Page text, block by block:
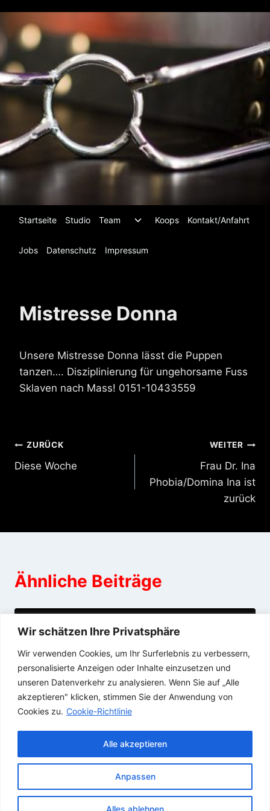
Wir schätzen Ihre Privatsphäre
Wir verwenden Cookies, um Ihr Surferlebnis zu verbessern,
personalisierte Anzeigen oder Inhalte einzusetzen und
unseren Datenverkehr zu analysieren. Wenn Sie auf „Alle
akzeptieren" klicken, stimmen Sie der Anwendung von
Cookies zu. Cookie-Richtlinie
Anpassen
Alles ablehnen
Alle akzeptieren
Inhalt
springen
Startseite Studio Team
Untermenü
umschalten
Koops Kontakt/Anfahrt
Jobs Datenschutz Impressum
Mistresse Donna
Unsere Mistresse Donna lässt die Puppen
tanzen…. Disziplinierung für ungehorsame Fuss
Sklaven nach Mass! 0151-10433559
Beitragsnavigation
ZURÜCK
Diese Woche
WEITER
Frau Dr. Ina
Phobia/Domina Ina ist
zurück
Ähnliche Beiträge
Fräulein Mina Bizarr
11/08/2015
© 2026 SAARDOMIZIL